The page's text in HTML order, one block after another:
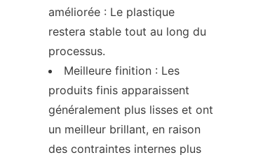
améliorée : Le plastique
restera stable tout au long du
processus.
Meilleure finition : Les
produits finis apparaissent
généralement plus lisses et ont
un meilleur brillant, en raison
des contraintes internes plus